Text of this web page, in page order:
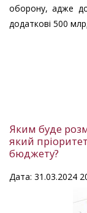
оборону, адже до
додаткові 500
Яким буде
який
бюджету?
Дата: 31.03.2024